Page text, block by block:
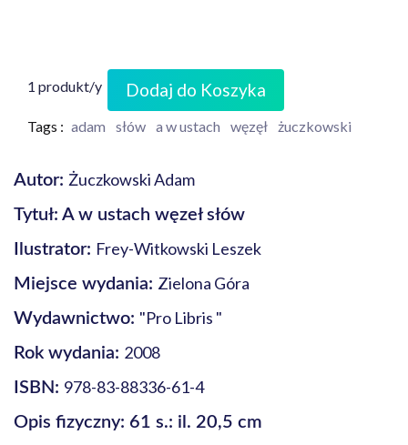
1 produkt/y Dodaj do Koszyka
Tags : adam słów a w ustach węzęł żuczkowski
Autor: Żuczkowski Adam
Tytuł: A w ustach węzeł słów
Ilustrator: Frey-Witkowski Leszek
Miejsce wydania: Zielona Góra
Wydawnictwo: "Pro Libris "
Rok wydania: 2008
ISBN: 978-83-88336-61-4
Opis fizyczny: 61 s.: il. 20,5 cm